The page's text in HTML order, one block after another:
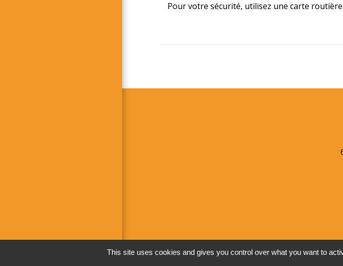
Pour votre sécurité, utilisez une carte routière.
This site uses cookies and gives you control over what you want to